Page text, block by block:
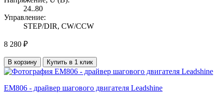
24..80
Управление:
STEP/DIR, CW/CCW
8 280 ₽
В корзину Купить в 1 клик
EM806 - драйвер шагового двигателя Leadshine